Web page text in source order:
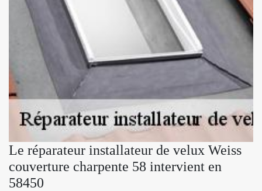
Le réparateur installateur de velux Weiss
couverture charpente 58 intervient en
58450